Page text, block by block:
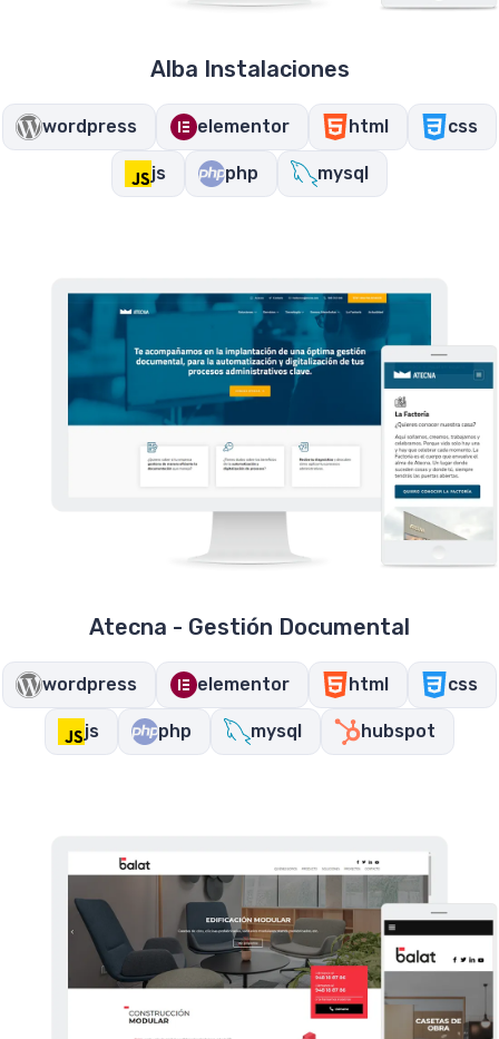
Alba Instalaciones
wordpress elementor html css
js php mysql
Atecna - Gestión Documental
wordpress elementor html css
js php mysql hubspot